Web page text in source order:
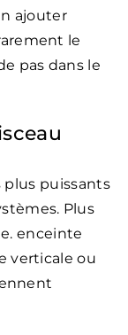
ajouter
le
pas dans le
plus puissants
Plus
enceinte
verticale ou